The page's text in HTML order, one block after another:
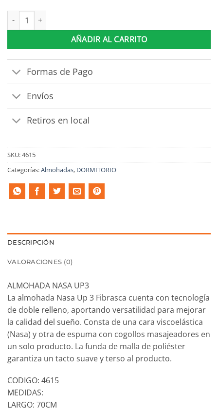
Almohada Nasa Up 3 Doble Relleno Viscoelastica Espuma
AÑADIR AL CARRITO
Formas de Pago
Envíos
Retiros en local
SKU:4615
Categorías:Almohadas, DORMITORIO
DESCRIPCIÓN
VALORACIONES (0)
ALMOHADA NASA UP3
La almohada Nasa Up 3 Fibrasca cuenta con tecnología
de doble relleno, aportando versatilidad para mejorar
la calidad del sueño. Consta de una cara viscoelástica
(Nasa) y otra de espuma con cogollos masajeadores en
un solo producto. La funda de malla de poliéster
garantiza un tacto suave y terso al producto.
CODIGO: 4615
MEDIDAS:
LARGO: 70CM